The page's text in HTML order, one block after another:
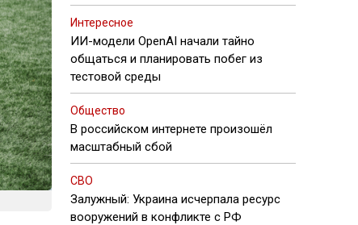
Интересное
ИИ-модели OpenAI начали тайно
общаться и планировать побег из
тестовой среды
Общество
В российском интернете произошёл
масштабный сбой
СВО
Залужный: Украина исчерпала ресурс
вооружений в конфликте с РФ